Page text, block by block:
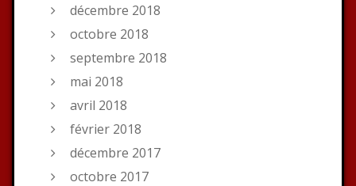
décembre 2018
octobre 2018
septembre 2018
mai 2018
avril 2018
février 2018
décembre 2017
octobre 2017